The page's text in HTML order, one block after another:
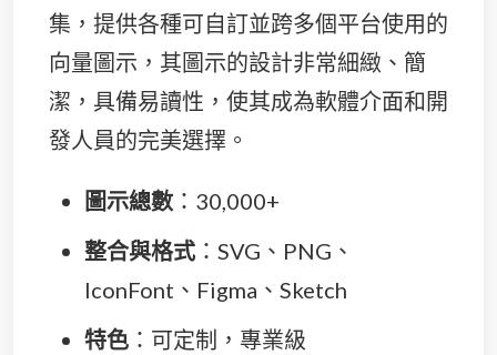
集，提供各種可自訂並跨多個平台使用的
向量圖示，其圖示的設計非常細緻、簡
潔，具備易讀性，使其成為軟體介面和開
發人員的完美選擇。
圖示總數 ：30,000+
整合與格式 ：SVG、PNG、
IconFont、Figma、Sketch
特色 ：可定制，專業級